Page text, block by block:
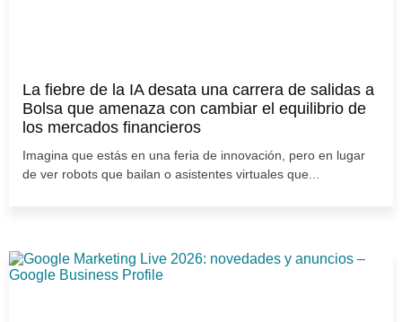
La fiebre de la IA desata una carrera de salidas a
Bolsa que amenaza con cambiar el equilibrio de
los mercados financieros
Imagina que estás en una feria de innovación, pero en lugar
de ver robots que bailan o asistentes virtuales que...